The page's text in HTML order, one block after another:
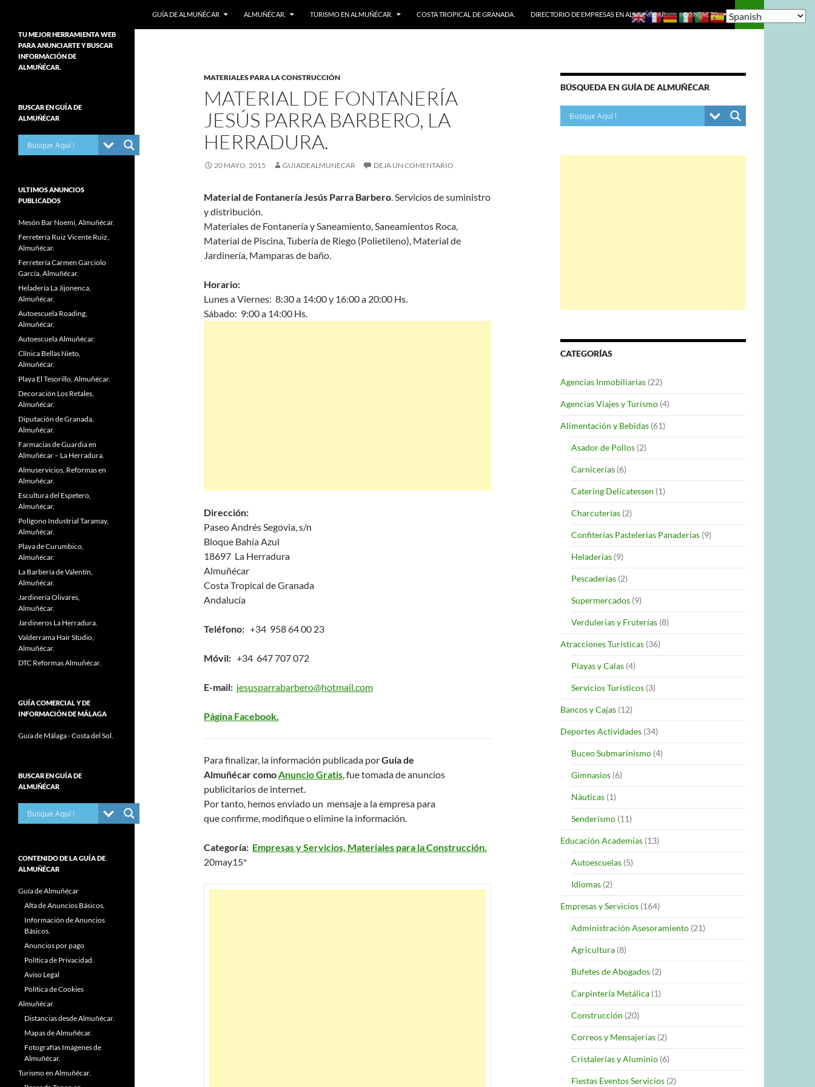
Saltar
contenido
GUÍA DE ALMUÑÉCAR ALMUÑÉCAR. TURISMO EN ALMUÑÉCAR. COSTA TROPICAL DE GRANADA. DIRECTORIO DE EMPRESAS EN ALMUÑÉCAR. CONTACTO
MATERIALES PARA LA CONSTRUCCIÓN
MATERIAL DE FONTANERÍA
JESÚS PARRA BARBERO, LA
HERRADURA.
20 MAYO, 2015 GUIADEALMUNECAR DEJA UN COMENTARIO
Material de Fontanería Jesús Parra Barbero. Servicios de suministro
y distribución.
Materiales de Fontanería y Saneamiento, Saneamientos Roca,
Material de Piscina, Tubería de Riego (Polietileno), Material de
Jardinería, Mamparas de baño.
Horario:
Lunes a Viernes: 8:30 a 14:00 y 16:00 a 20:00 Hs.
Sábado: 9:00 a 14:00 Hs.
Dirección:
Paseo Andrés Segovia, s/n
Bloque Bahía Azul
18697 La Herradura
Almuñécar
Costa Tropical de Granada
Andalucía
Teléfono: +34 958 64 00 23
Móvil: +34 647 707 072
E-mail: jesusparrabarbero@hotmail.com
Página Facebook.
Para finalizar, la información publicada porGuía de
Almuñécar comoAnuncio Gratis, fue tomada de anuncios
publicitarios de internet.
Por tanto, hemos enviado un mensaje a la empresa para
que confirme, modifique o elimine la información.
Categoría: Empresas y Servicios, Materiales para la Construcción.
20may15*
BÚSQUEDA EN GUÍA DE ALMUÑÉCAR
CATEGORÍAS
Agencias Inmobiliarias (22)
Agencias Viajes y Turismo (4)
Alimentación y Bebidas (61)
Asador de Pollos (2)
Carnicerías (6)
Catering Delicatessen (1)
Charcuterías (2)
Confiterías Pastelerías Panaderías (9)
Heladerías (9)
Pescaderías (2)
Supermercados (9)
Verdulerías y Fruterías (8)
Atracciones Turísticas (36)
Playas y Calas (4)
Servicios Turísticos (3)
Bancos y Cajas (12)
Deportes Actividades (34)
Buceo Submarinismo (4)
Gimnasios (6)
Náuticas (1)
Senderismo (11)
Educación Academias (13)
Autoescuelas (5)
Idiomas (2)
Empresas y Servicios (164)
Administración Asesoramiento (21)
Agricultura (8)
Bufetes de Abogados (2)
Carpintería Metálica (1)
Construcción (20)
Correos y Mensajerías (2)
Cristalerías y Aluminio (6)
Fiestas Eventos Servicios (2)
Guía de Almuñécar Costa Tropical de
Granada. Directorio de Empresas,
Autónomos, Servicios Públicos y
Privados, Organizaciones sin fines
Turistas. Ruta del Tapeo, mejores
Bares de tapas en Almuñécar-La
Herradura.
TU MEJOR HERRAMIENTA WEB
PARA ANUNCIARTE Y BUSCAR
INFORMACIÓN DE
ALMUÑÉCAR.
BUSCAR EN GUÍA DE
ALMUÑÉCAR
ULTIMOS ANUNCIOS
PUBLICADOS
Mesón Bar Noemí, Almuñécar.
Ferretería Ruiz Vicente Ruiz,
Almuñécar.
Ferretería Carmen Garciolo
García, Almuñécar.
Heladería La Jijonenca,
Almuñécar.
Autoescuela Roading,
Almuñécar.
Autoescuela Almuñécar.
Clínica Bellas Nieto,
Almuñécar.
Playa El Tesorillo, Almuñécar.
Decoración Los Retales,
Almuñécar.
Diputación de Granada,
Almuñécar.
Farmacias de Guardia en
Almuñécar – La Herradura.
Almuservicios, Reformas en
Almuñécar.
Escultura del Espetero,
Almuñécar.
Polígono Industrial Taramay,
Almuñécar.
Playa de Curumbico,
Almuñécar.
La Barbería de Valentín,
Almuñécar.
Jardinería Olivares,
Almuñécar.
Jardineros La Herradura.
Valderrama Hair Studio,
Almuñécar.
DTC Reformas Almuñécar.
GUÍA COMERCIAL Y DE
INFORMACIÓN DE MÁLAGA
Guía de Málaga - Costa del Sol.
BUSCAR EN GUÍA DE
ALMUÑÉCAR
CONTENIDO DE LA GUÍA DE
ALMUÑÉCAR
Guía de Almuñécar
Alta de Anuncios Básicos.
Información de Anuncios
Básicos.
Anuncios por pago
Política de Privacidad.
Aviso Legal
Política de Cookies
Almuñécar.
Distancias desde Almuñécar.
Mapas de Almuñécar.
Fotografías Imágenes de
Almuñécar.
Turismo en Almuñécar.